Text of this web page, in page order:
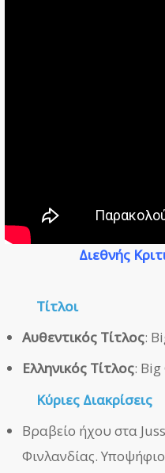
Διεθνής
Τίτλοι
Αυθεντικός Τίτλος:
Ελληνικός Τίτλος: Big
Κύριες Διακρίσεις
Βραβείο ήχου στα
Φινλανδίας.